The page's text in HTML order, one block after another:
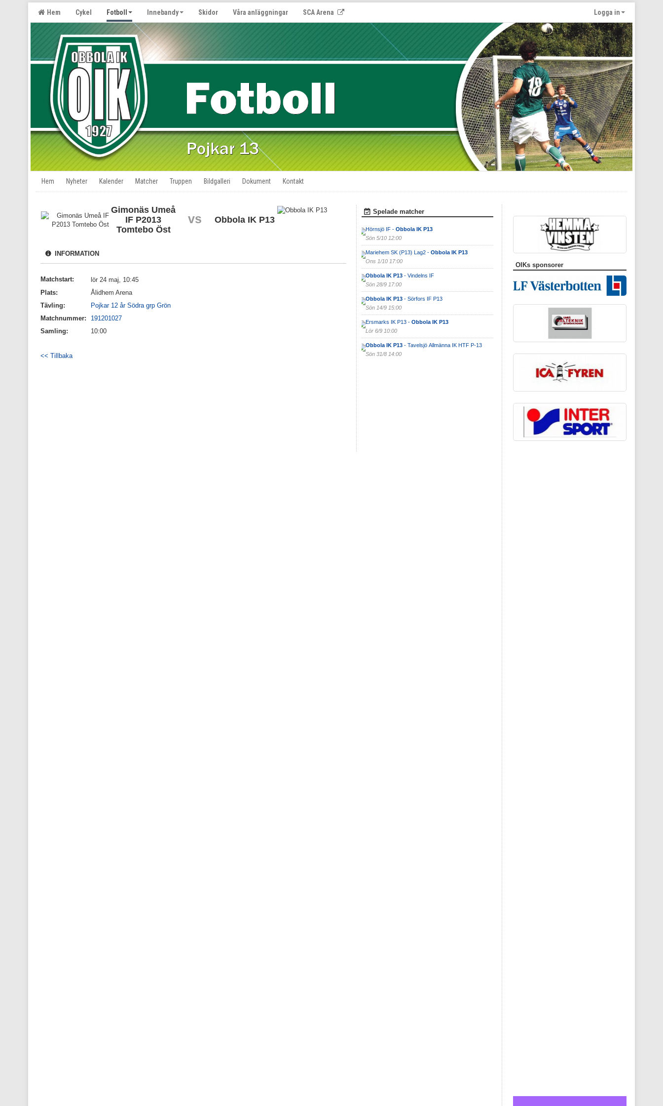
Hem Cykel Fotboll Innebandy Skidor Våra anläggningar SCA Arena Logga in
Hem Nyheter Kalender Matcher Truppen Bildgalleri Dokument Kontakt
Gimonäs Umeå
IF P2013
Tomtebo Öst
vs Obbola IK P13
INFORMATION
Matchstart:
lör 24 maj, 10:45
Plats:
Ålidhem Arena
Tävling:
Pojkar 12 år Södra grp Grön
Matchnummer:
191201027
Samling:
10:00
<< Tillbaka
Spelade matcher
Hörnsjö IF - Obbola IK P13
Sön 5/10 12:00
Mariehem SK (P13) Lag2 - Obbola IK P13
Ons 1/10 17:00
Obbola IK P13- Vindelns IF
Sön 28/9 17:00
Obbola IK P13- Sörfors IF P13
Sön 14/9 15:00
Ersmarks IK P13 - Obbola IK P13
Lör 6/9 10:00
Obbola IK P13- Tavelsjö Allmänna IK HTF P-13
Sön 31/8 14:00
OIKs sponsorer